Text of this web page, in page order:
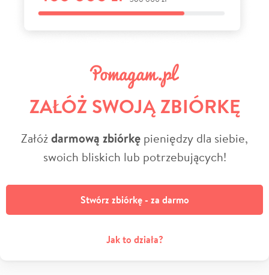
ZAŁÓŻ SWOJĄ ZBIÓRKĘ
Załóżdarmową zbiórkę pieniędzy dla siebie,
swoich bliskich lub potrzebujących!
Stwórz zbiórkę - za darmo
Jak to działa?